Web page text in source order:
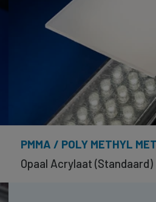
PMMA / POLY METHYL
Opaal Acrylaat (Standaard)